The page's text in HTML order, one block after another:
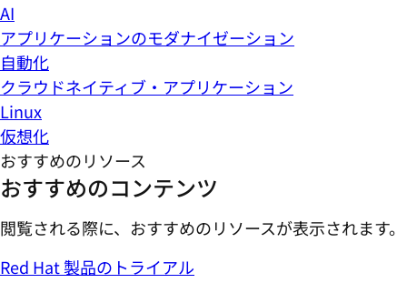
AI
アプリケーションのモダナイゼーション
自動化
クラウドネイティブ・アプリケーション
Linux
仮想化
おすすめのリソース
おすすめのコンテンツ
閲覧される際に、おすすめのリソースが表示されます。
Red Hat 製品のトライアル